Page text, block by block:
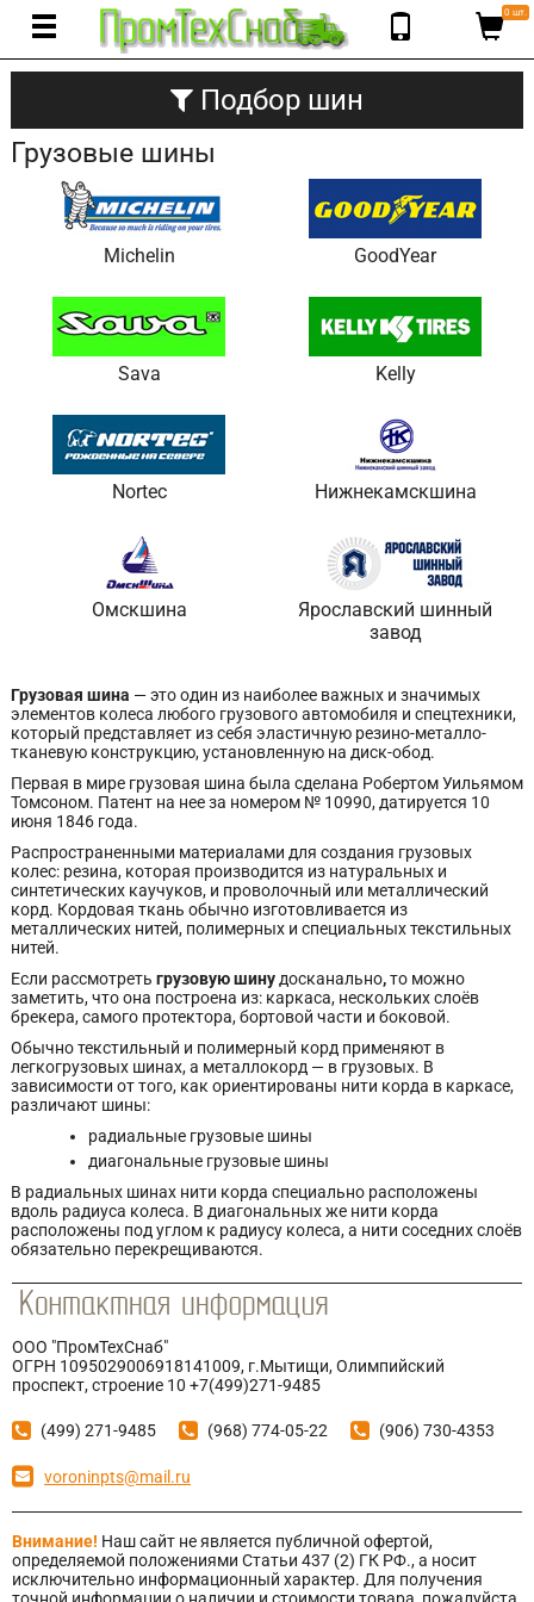
0 шт.
Подбор шин
Грузовые шины
Michelin GoodYear
Sava Kelly
Nortec Нижнекамскшина
Омскшина
Ярославский шинный
завод
Грузовая шина — это один из наиболее важных и значимых
элементов колеса любого грузового автомобиля и спецтехники,
который представляет из себя эластичную резино-металло-
тканевую конструкцию, установленную на диск-обод.
Первая в мире грузовая шина была сделана Робертом Уильямом
Томсоном. Патент на нее за номером № 10990, датируется 10
июня 1846 года.
Распространенными материалами для создания грузовых
колес: резина, которая производится из натуральных и
синтетических каучуков, и проволочный или металлический
корд. Кордовая ткань обычно изготовливается из
металлических нитей, полимерных и специальных текстильных
нитей.
Если рассмотреть грузовую шину досканально,то можно
заметить, что она построена из: каркаса, нескольких слоёв
брекера, самого протектора, бортовой части и боковой.
Обычно текстильный и полимерный корд применяют в
легкогрузовых шинах, а металлокорд — в грузовых. В
зависимости от того, как ориентированы нити корда в каркасе,
различают шины:
радиальные грузовые шины
диагональные грузовые шины
В радиальных шинах нити корда специально расположены
вдоль радиуса колеса. В диагональных же нити корда
расположены под углом к радиусу колеса, а нити соседних слоёв
обязательно перекрещиваются.
ООО "ПромТехСнаб"
ОГРН 1095029006918141009, г.Мытищи, Олимпийский
проспект, строение 10 +7(499)271-9485
(499) 271-9485 (968) 774-05-22 (906) 730-4353
voroninpts@mail.ru
Внимание! Наш сайт не является публичной офертой,
определяемой положениями Статьи 437 (2) ГК РФ., а носит
исключительно информационный характер. Для получения